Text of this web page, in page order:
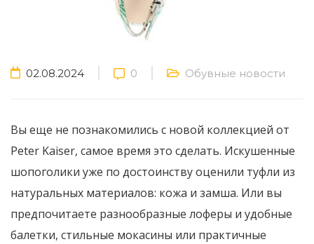
02.08.2024 0 Обувные новости
Вы еще не познакомились с новой коллекцией от
Peter Kaiser, самое время это сделать. Искушенные
шопоголики уже по достоинству оценили туфли из
натуральных материалов: кожа и замша. Или вы
предпочитаете разнообразные лоферы и удобные
балетки, стильные мокасины или практичные